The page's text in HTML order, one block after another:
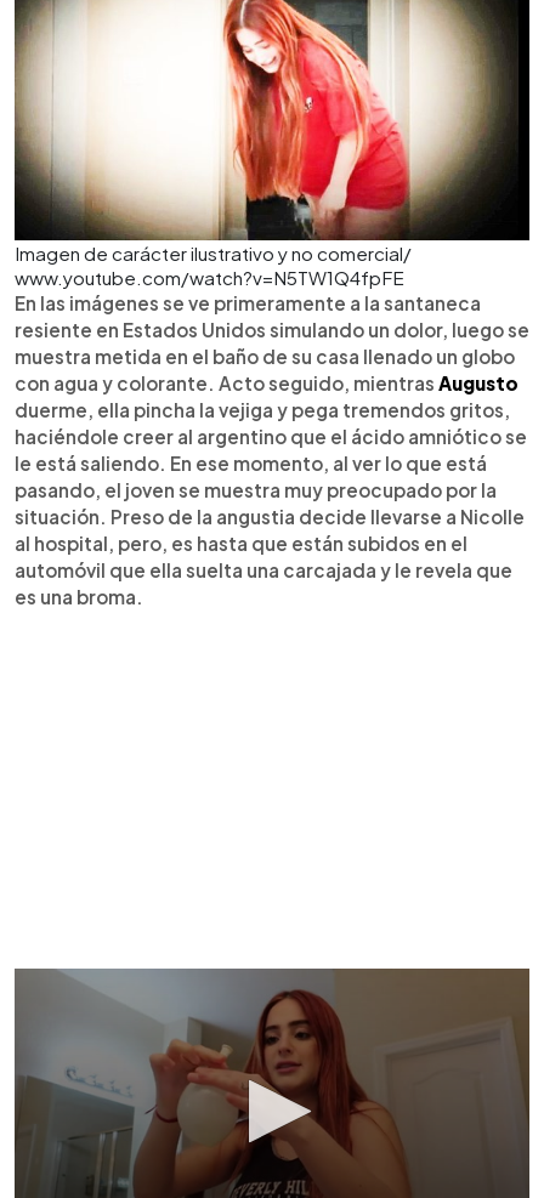
Imagen de carácter ilustrativo y no comercial/
www.youtube.com/watch?v=N5TW1Q4fpFE
En las imágenes se ve primeramente a la santaneca
resiente en Estados Unidos simulando un dolor, luego se
muestra metida en el baño de su casa llenado un globo
con agua y colorante. Acto seguido, mientras Augusto
duerme, ella pincha la vejiga y pega tremendos gritos,
haciéndole creer al argentino que el ácido amniótico se
le está saliendo. En ese momento, al ver lo que está
pasando, el joven se muestra muy preocupado por la
situación. Preso de la angustia decide llevarse a Nicolle
al hospital, pero, es hasta que están subidos en el
automóvil que ella suelta una carcajada y le revela que
es una broma.